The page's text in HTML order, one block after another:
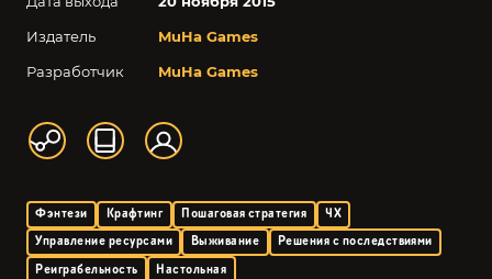
Издатель
MuHa Games
Разработчик
MuHa Games
Фэнтези Крафтинг Пошаговая стратегия
4X
Управление ресурсами
Выживание
Решения с последствиями
Реиграбельность
Настольная